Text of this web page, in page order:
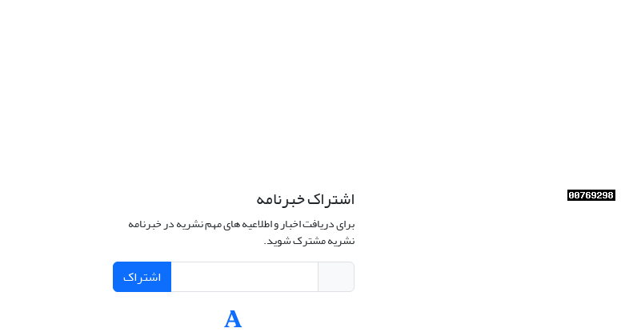
اشتراک خبرنامه
برای دریافت اخبار و اطلاعیه های مهم نشریه در خبرنامه
نشریه مشترک شوید.
اشتراک